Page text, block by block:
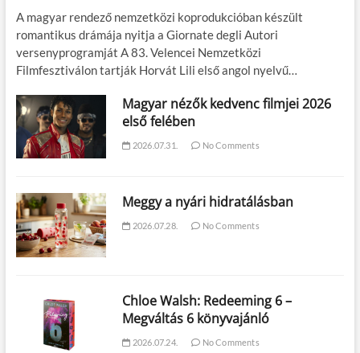
A magyar rendező nemzetközi koprodukcióban készült
romantikus drámája nyitja a Giornate degli Autori
versenyprogramját A 83. Velencei Nemzetközi
Filmfesztiválon tartják Horvát Lili első angol nyelvű…
Magyar nézők kedvenc filmjei 2026
első felében
2026.07.31. No Comments
Meggy a nyári hidratálásban
2026.07.28. No Comments
Chloe Walsh: Redeeming 6 –
Megváltás 6 könyvajánló
2026.07.24. No Comments